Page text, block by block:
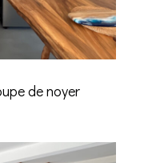
de noyer